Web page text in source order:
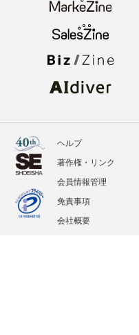
ヘルプ
著作権・リンク
会員情報管理
免責事項
会社概要